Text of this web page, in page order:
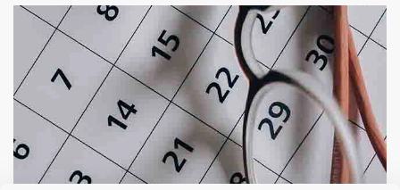
قلوبال لرعاية العين ضعف نظر